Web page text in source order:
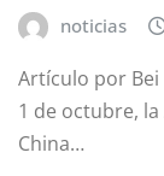
noticias
Artículo por Bei
1 de octubre,
China…